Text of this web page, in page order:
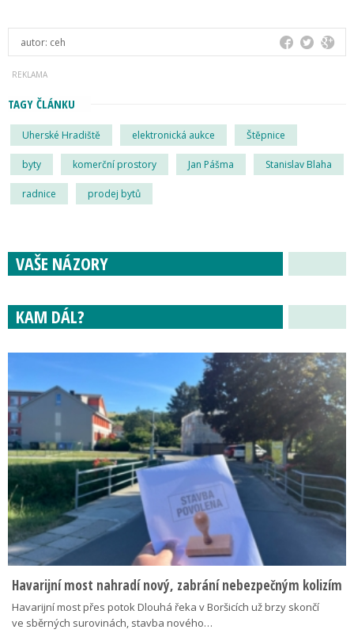
autor: ceh
TAGY ČLÁNKU
Uherské Hradiště elektronická aukce Štěpnice
byty komerční prostory Jan Pášma Stanislav Blaha
radnice prodej bytů
VAŠE NÁZORY
KAM DÁL?
Havarijní most nahradí nový, zabrání nebezpečným kolizím
Havarijní most přes potok Dlouhá řeka v Boršicích už brzy skončí
ve sběrných surovinách, stavba nového…